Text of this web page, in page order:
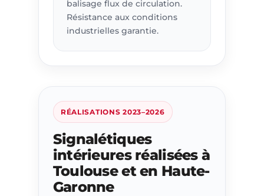
balisage flux de circulation.
Résistance aux conditions
industrielles garantie.
RÉALISATIONS 2023–2026
Signalétiques
intérieures réalisées à
Toulouse et en Haute-
Garonne